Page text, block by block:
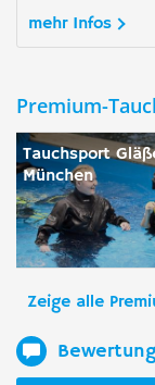
mehr Infos
Premium-
Tauchsport
München
Zeige alle